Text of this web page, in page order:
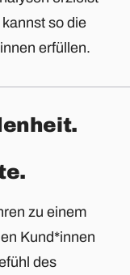
so die
erfüllen.
zu einem
Kund*innen
des